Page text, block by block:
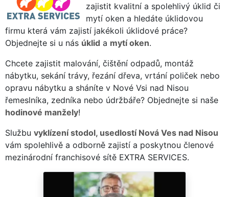
zajistit kvalitní a spolehlivý úklid či
mytí oken a hledáte úklidovou
firmu která vám zajistí jakékoli úklidové práce?
Objednejte si u nás úklid a mytí oken.
Chcete zajistit malování, čištění odpadů, montáž
nábytku, sekání trávy, řezání dřeva, vrtání poliček nebo
opravu nábytku a sháníte v Nové Vsi nad Nisou
řemeslníka, zedníka nebo údržbáře? Objednejte si naše
hodinové manžely!
Službu vyklízení stodol, usedlostí Nová Ves nad Nisou
vám spolehlivě a odborně zajistí a poskytnou členové
mezinárodní franchisové sítě EXTRA SERVICES.